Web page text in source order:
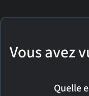
Vous avez
Quelle